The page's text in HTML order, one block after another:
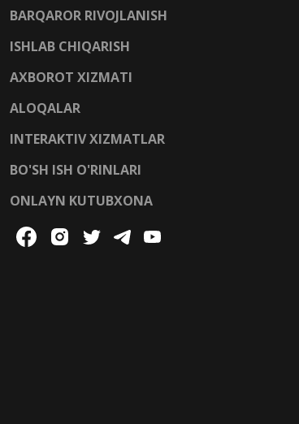
BARQAROR RIVOJLANISH
ISHLAB CHIQARISH
AXBOROT XIZMATI
ALOQALAR
INTERAKTIV XIZMATLAR
BO'SH ISH O'RINLARI
ONLAYN KUTUBXONA